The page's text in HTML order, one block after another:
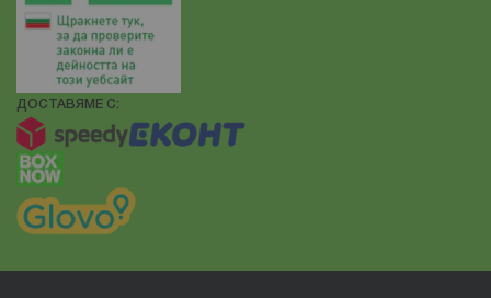
ДОСТАВЯМЕ С: